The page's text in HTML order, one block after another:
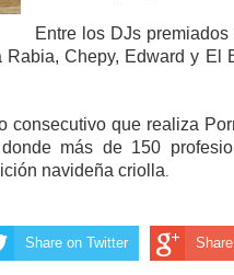
Entre los DJs
Chepy, Edward y
consecutivo que realiza
más de 150
navideña criolla
Share on Twitter